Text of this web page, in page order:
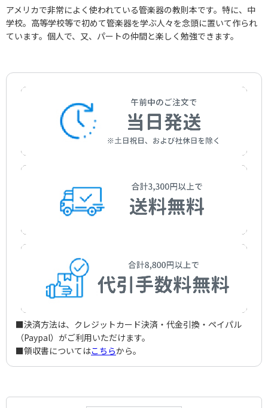
アメリカで非常によく使われている管楽器の教則本です。特に、中
学校。高等学校等で初めて管楽器を学ぶ人々を念頭に置いて作られ
ています。個人で、又、パートの仲間と楽しく勉強できます。
■決済方法は、クレジットカード決済・代金引換・ペイパル
（Paypal）がご利用いただけます。
■領収書についてはこちらから。